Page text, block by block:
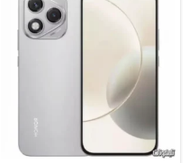
المعالج:
التخزين / الرام:
الكاميرا:50 ميجابكسل، تصوير فيديو بدقة 2160p
الشاشة:6.7 بوصة، 1200×2664 بكسل
نظام التشغيل:
View Details ←